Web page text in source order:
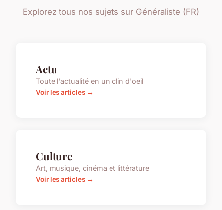
Explorez tous nos sujets sur Généraliste (FR)
Actu
Toute l'actualité en un clin d'oeil
Voir les articles →
Culture
Art, musique, cinéma et littérature
Voir les articles →